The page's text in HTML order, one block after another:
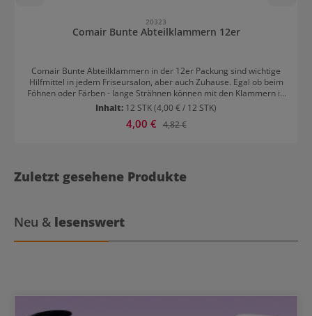
20323
Comair Bunte Abteilklammern 12er
Comair Bunte Abteilklammern in der 12er Packung sind wichtige
Hilfmittel in jedem Friseursalon, aber auch Zuhause. Egal ob beim
Föhnen oder Färben - lange Strähnen können mit den Klammern in
bunten Farben gut abgeteilt werden. Die 27 mm langen
Abteilklammern aus Kunststoff halten gut im Haar und erfüllen
ihren Zweck zuverlässig.
Inhalt: 12 STK(4,00 € / 12 STK)
Verkaufspreis:
4,00 € Regulärer Preis:
4,82 €
Zuletzt gesehene Produkte
Neu & lesenswert